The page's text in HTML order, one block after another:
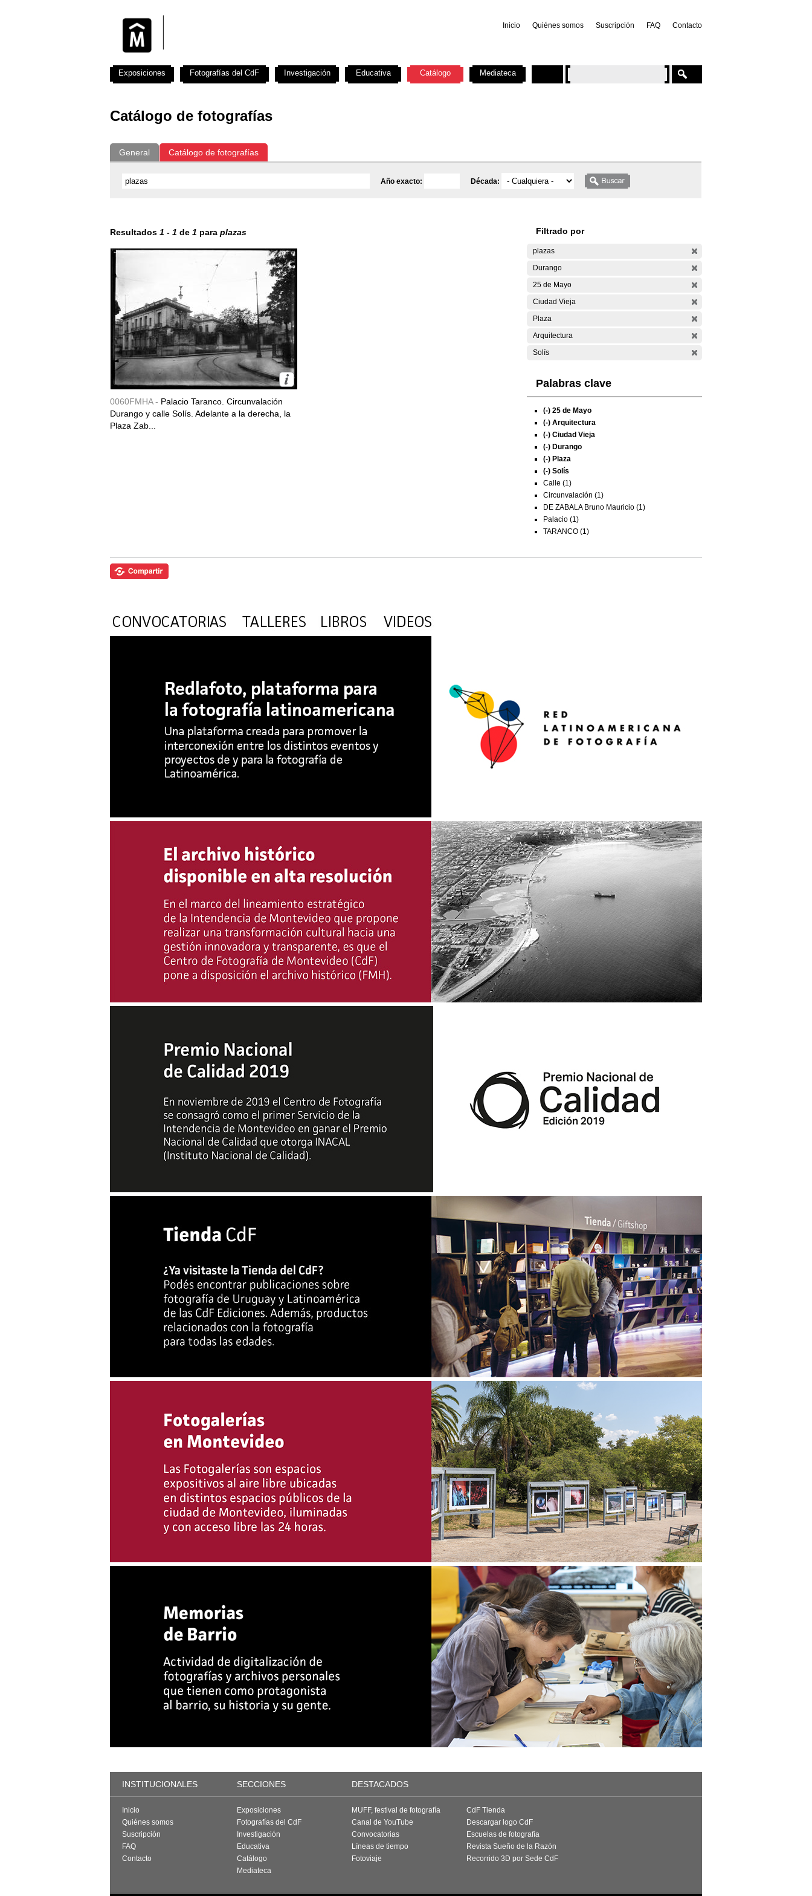
Inicio Quiénes somos Suscripción FAQ Contacto
Catálogo de fotografías
General Catálogo de fotografías
Año exacto: Década:
Resultados 1 - 1 de 1 para plazas
0060FMHA - Palacio Taranco. Circunvalación
Durango y calle Solís. Adelante a la derecha, la
Plaza Zab...
Filtrado por
plazas
Durango
25 de Mayo
Ciudad Vieja
Plaza
Arquitectura
Solís
Palabras clave
(-) 25 de Mayo
(-) Arquitectura
(-) Ciudad Vieja
(-) Durango
(-) Plaza
(-) Solís
Calle (1)
Circunvalación (1)
DE ZABALA Bruno Mauricio (1)
Palacio (1)
TARANCO (1)
Exposiciones Fotografías del CdF Investigación Educativa Catálogo Mediateca
INSTITUCIONALES SECCIONES DESTACADOS
Inicio
Quiénes somos
Suscripción
FAQ
Contacto
Exposiciones
Fotografías del CdF
Investigación
Educativa
Catálogo
Mediateca
MUFF, festival de fotografía
Canal de YouTube
Convocatorias
Líneas de tiempo
Fotoviaje
CdF Tienda
Descargar logo CdF
Escuelas de fotografía
Revista Sueño de la Razón
Recorrido 3D por Sede CdF